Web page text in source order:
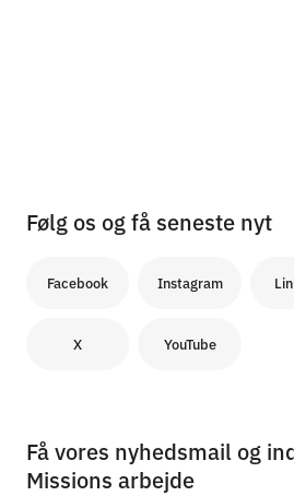
Følg os og få seneste nyt
Facebook Instagram
X YouTube
Få vores nyhedsmail og
Missions arbejde